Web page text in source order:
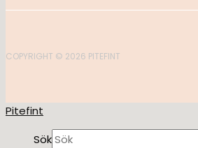
COPYRIGHT © 2026 PITEFINT
Pitefint
Sök